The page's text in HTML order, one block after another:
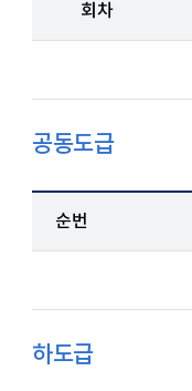
회차
공동도급
순번
하도급